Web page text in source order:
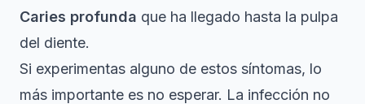
Caries profunda que ha llegado hasta la pulpa
del diente.
Si experimentas alguno de estos síntomas, lo
más importante es no esperar. La infección no